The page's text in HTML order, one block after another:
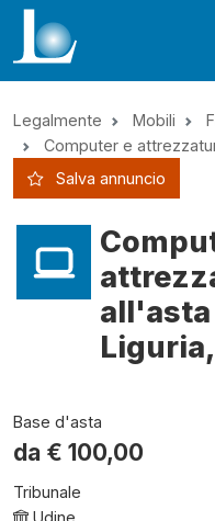
Legalmente Mobili
Computer e
Salva annuncio
all'asta
Base d'asta
da € 100,00
Tribunale
Udine